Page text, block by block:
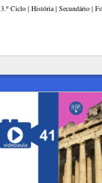
3.º Ciclo | História | Secundário |